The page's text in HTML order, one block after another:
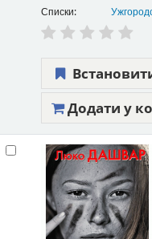
Списки:
Додати у